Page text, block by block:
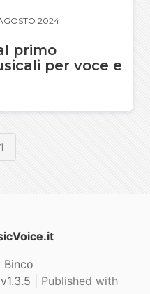
2024
primo
per voce e
Binco
v1.3.5 | Published with